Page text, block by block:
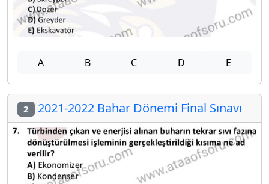
A B C D E
2 2021-2022 Bahar Dönemi Final Sınavı